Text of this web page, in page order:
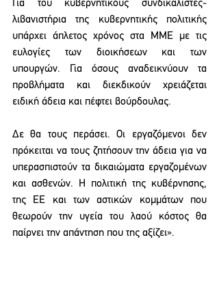
Για του κυβερνητικούς συνδικαλιστές-
λιβανιστήρια της κυβερνητικής πολιτικής
υπάρχει άπλετος χρόνος στα ΜΜΕ με τις
ευλογίες των διοικήσεων και των
υπουργών. Για όσους αναδεικνύουν τα
προβλήματα και διεκδικούν χρειάζεται
ειδική άδεια και πέφτει βούρδουλας.
Δε θα τους περάσει. Οι εργαζόμενοι δεν
πρόκειται να τους ζητήσουν την άδεια για να
υπερασπιστούν τα δικαιώματα εργαζομένων
και ασθενών. Η πολιτική της κυβέρνησης,
της ΕΕ και των αστικών κομμάτων που
θεωρούν την υγεία του λαού κόστος θα
παίρνει την απάντηση που της αξίζει».